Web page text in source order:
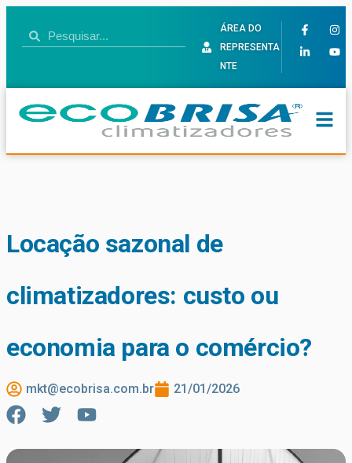
ÁREA DO
REPRESENTA
NTE
Locação sazonal de
climatizadores: custo ou
economia para o comércio?
mkt@ecobrisa.com.br 21/01/2026